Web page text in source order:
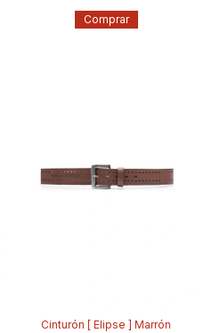
Comprar
Cinturón [ Elipse ] Marrón